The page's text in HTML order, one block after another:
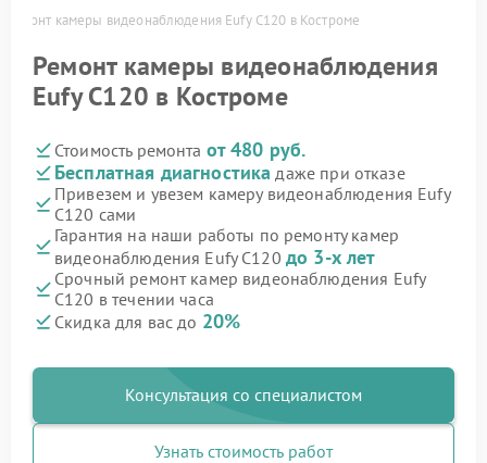
Ремонт камеры видеонаблюдения Eufy C120 в Костроме
Ремонт камеры видеонаблюдения
Eufy C120 в Костроме
Стоимость ремонта от 480 руб.
Бесплатная диагностика даже при отказе
Привезем и увезем камеру видеонаблюдения Eufy
C120 сами
Гарантия на наши работы по ремонту камер
видеонаблюдения Eufy C120 до 3-х лет
Срочный ремонт камер видеонаблюдения Eufy
C120 в течении часа
Скидка для вас до 20%
Консультация со специалистом
Узнать стоимость работ